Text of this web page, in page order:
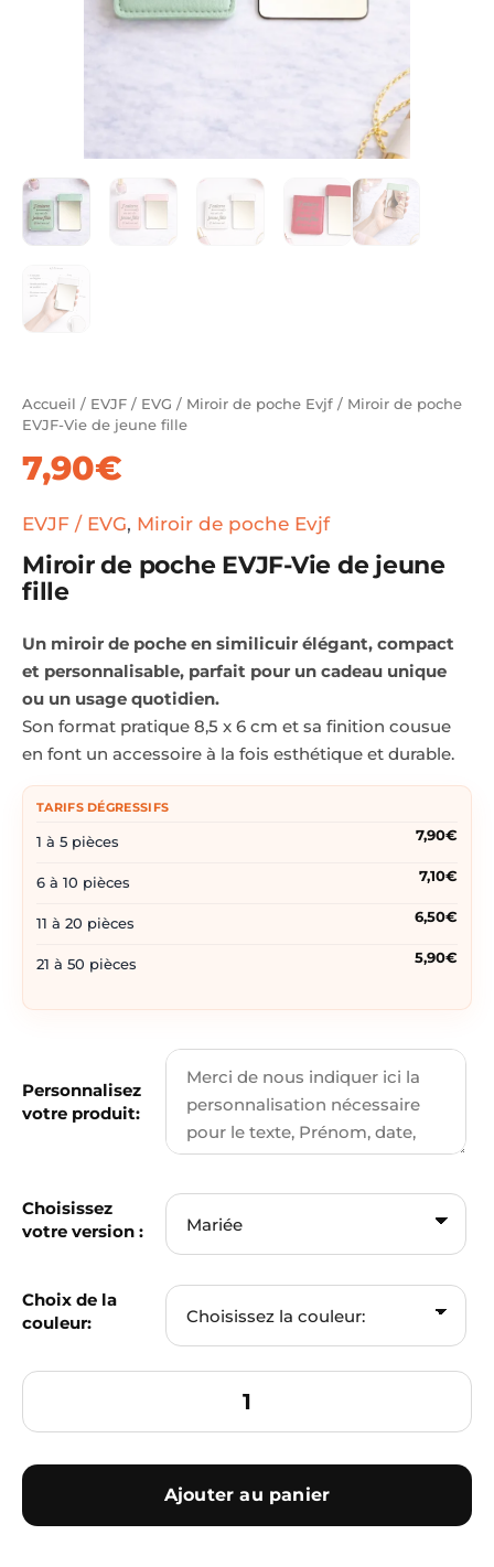
Accueil / EVJF / EVG / Miroir de poche Evjf / Miroir de poche
EVJF-Vie de jeune fille
7,90€
EVJF / EVG, Miroir de poche Evjf
Miroir de poche EVJF-Vie de jeune
fille
Un miroir de poche en similicuir élégant, compact
et personnalisable, parfait pour un cadeau unique
ou un usage quotidien.
Son format pratique 8,5 x 6 cm et sa finition cousue
en font un accessoire à la fois esthétique et durable.
TARIFS DÉGRESSIFS
1 à 5 pièces 7,90€
6 à 10 pièces 7,10€
11 à 20 pièces 6,50€
21 à 50 pièces 5,90€
Personnalisez
votre produit:
Choisissez
votre version :
Choix de la
couleur:
Ajouter au panier